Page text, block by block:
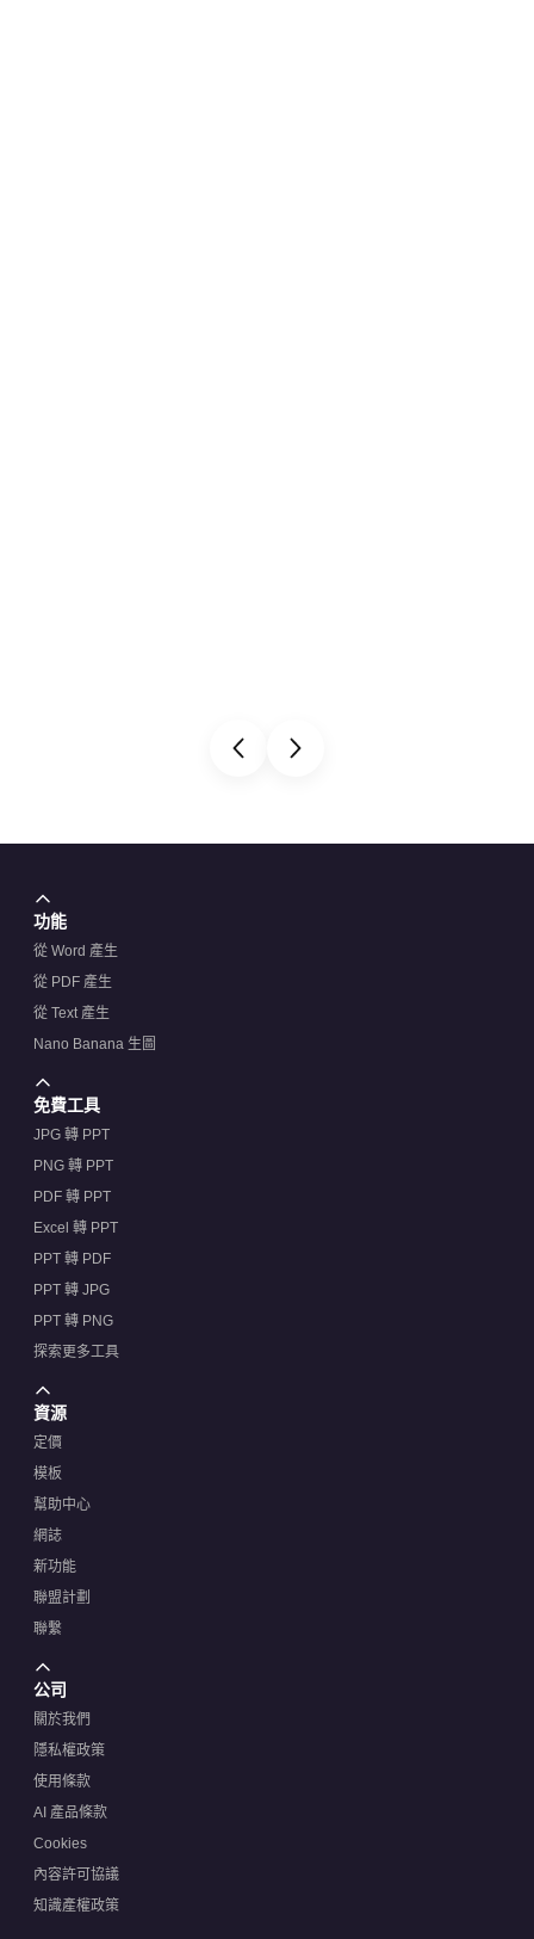
功能
從 Word 產生
從 PDF 產生
從 Text 產生
Nano Banana 生圖
免費工具
JPG 轉 PPT
PNG 轉 PPT
PDF 轉 PPT
Excel 轉 PPT
PPT 轉 PDF
PPT 轉 JPG
PPT 轉 PNG
探索更多工具
資源
定價
模板
幫助中心
網誌
新功能
聯盟計劃
聯繫
公司
關於我們
隱私權政策
使用條款
AI 產品條款
Cookies
內容許可協議
知識產權政策